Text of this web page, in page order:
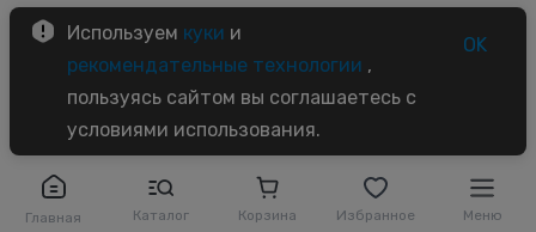
Главная Каталог Корзина Избранное Меню
Используем куки и
рекомендательные технологии ,
пользуясь сайтом вы соглашаетесь с
условиями использования.
OK